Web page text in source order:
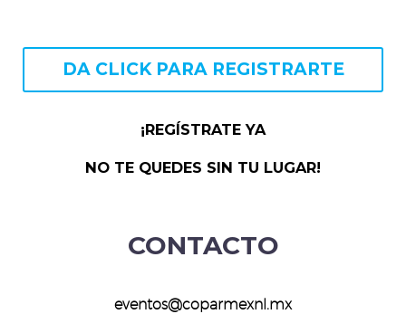
DA CLICK PARA REGISTRARTE
¡REGÍSTRATE YA
NO TE QUEDES SIN TU LUGAR!
CONTACTO
eventos@coparmexnl.mx